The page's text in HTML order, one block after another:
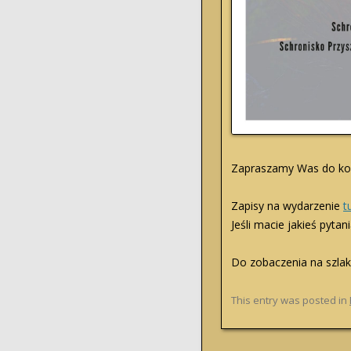
Zapraszamy Was do
Zapisy na wydarzenie
Jeśli macie jakieś
Do zobaczenia na
This entry was posted in